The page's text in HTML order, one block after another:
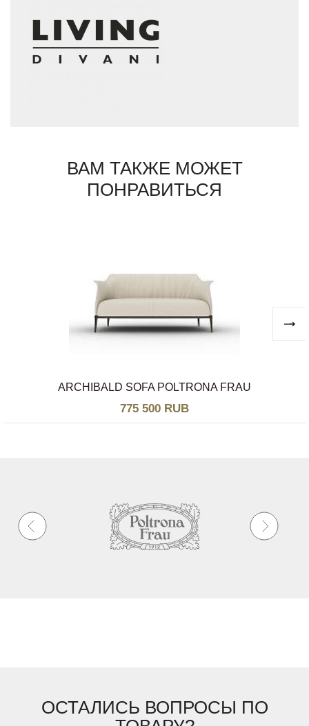
чувствительность и современность.
ВАМ ТАКЖЕ МОЖЕТ
ПОНРАВИТЬСЯ
ARCHIBALD SOFA POLTRONA FRAU
775 500 RUB
ОСТАЛИСЬ ВОПРОСЫ ПО